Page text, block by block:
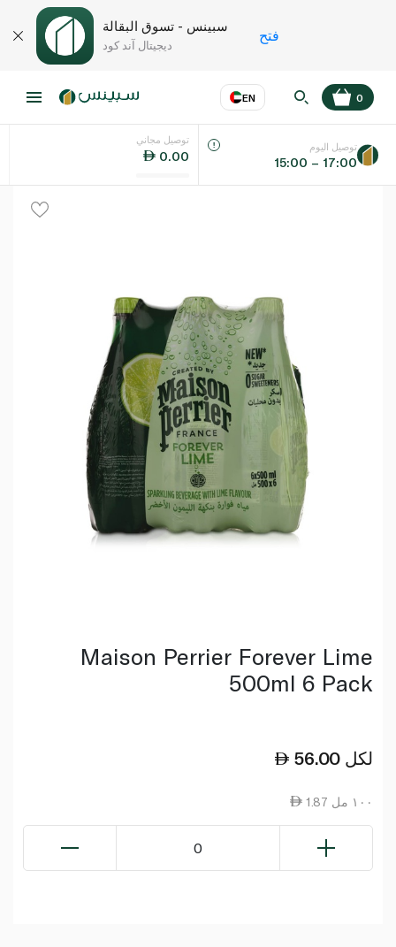
سبينس - تسوق البقالة
ديجيتال آند كود
فتح
EN
اللغة عر
0
توصيل مجاني
0.00
توصيل اليوم
15:00 – 17:00
Maison Perrier Forever Lime
500ml 6 Pack
56.00 لكل
1.87 ١٠٠ مل
0